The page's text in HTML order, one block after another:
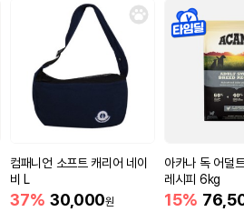
컴패니언 소프트 캐리어 네이
비 L
37% 30,000원
아카나 독 어덜
레시피 6kg
15%